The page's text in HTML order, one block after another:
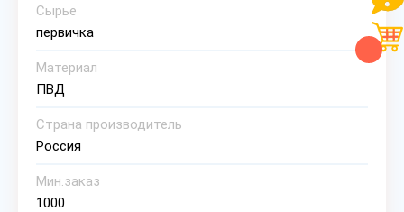
Сырье
первичка
Материал
ПВД
Страна производитель
Россия
Мин.заказ
1000